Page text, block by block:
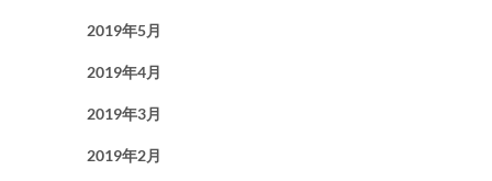
2019年5月
2019年4月
2019年3月
2019年2月